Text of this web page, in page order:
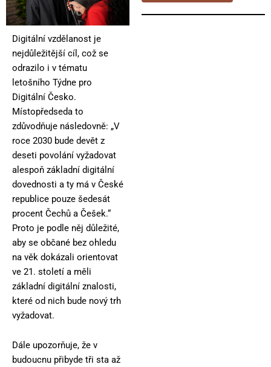
Digitální vzdělanost je
nejdůležitější cíl, což se
odrazilo i v tématu
letošního Týdne pro
Digitální Česko.
Místopředseda to
zdůvodňuje následovně: „V
roce 2030 bude devět z
deseti povolání vyžadovat
alespoň základní digitální
dovednosti a ty má v České
republice pouze šedesát
procent Čechů a Češek.“
Proto je podle něj důležité,
aby se občané bez ohledu
na věk dokázali orientovat
ve 21. století a měli
základní digitální znalosti,
které od nich bude nový trh
vyžadovat.
Dále upozorňuje, že v
budoucnu přibyde tři sta až